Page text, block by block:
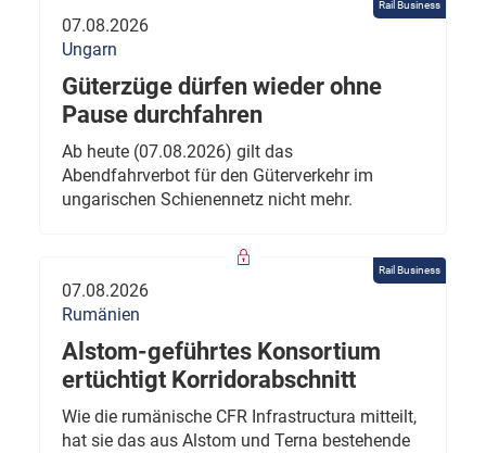
Rail Business
07.08.2026
Ungarn
Güterzüge dürfen wieder ohne
Pause durchfahren
Ab heute (07.08.2026) gilt das
Abendfahrverbot für den Güterverkehr im
ungarischen Schienennetz nicht mehr.
Rail Business
07.08.2026
Rumänien
Alstom-geführtes Konsortium
ertüchtigt Korridorabschnitt
Wie die rumänische CFR Infrastructura mitteilt,
hat sie das aus Alstom und Terna bestehende